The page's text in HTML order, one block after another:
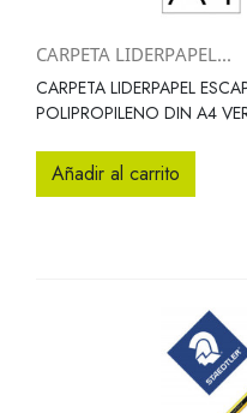
CARPETA LIDERPAPEL...
CARPETA LIDERPAPEL
POLIPROPILENO DIN A4
Añadir al carrito